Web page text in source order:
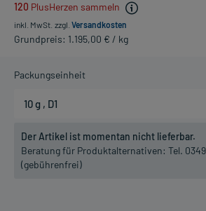
120 PlusHerzen sammeln
inkl. MwSt. zzgl. Versandkosten
Grundpreis: 1.195,00 € / kg
Packungseinheit
Der Artikel ist momentan nicht lieferbar.
Beratung für Produktalternativen: Tel.
(gebührenfrei)